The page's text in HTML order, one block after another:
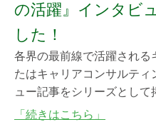
の活躍』インタビ
した！
各界の最前線で活躍される
たはキャリアコンサルテ
ュー記事をシリーズとし
リアコンサルタントとし
「続きはこちら」